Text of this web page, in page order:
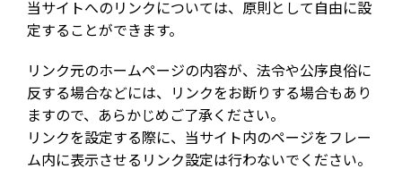
当サイトへのリンクについては、原則として自由に設
定することができます。
リンク元のホームページの内容が、法令や公序良俗に
反する場合などには、リンクをお断りする場合もあり
ますので、あらかじめご了承ください。
リンクを設定する際に、当サイト内のページをフレー
ム内に表示させるリンク設定は行わないでください。